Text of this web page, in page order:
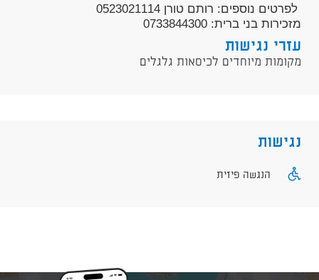
לפרטים נוספים: רותם טורן 0523021114
מזכירות בני ברית: 0733844300
עזרי נגישות
מקומות מיוחדים לכיסאות גלגלים
נגישות
הנגשה פיזית